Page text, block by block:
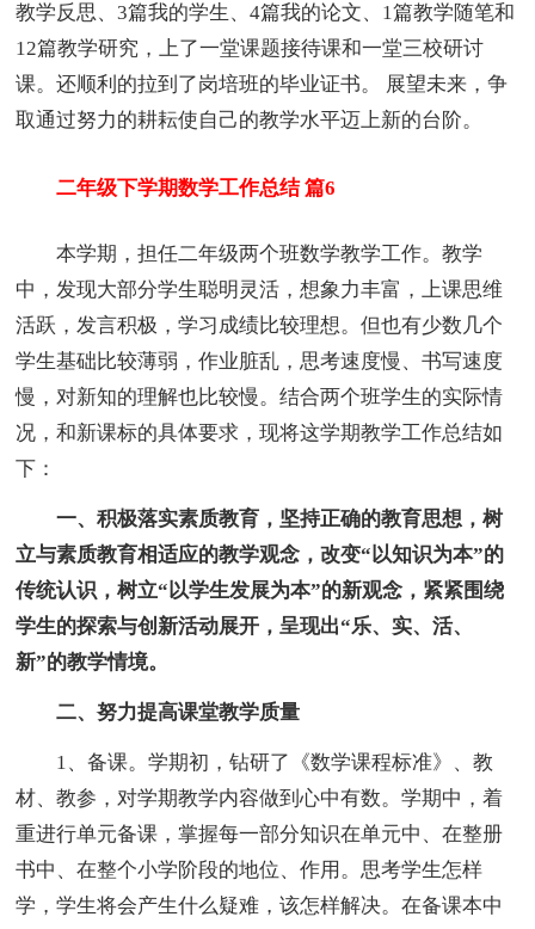
教学反思、3篇我的学生、4篇我的论文、1篇教学随笔和
12篇教学研究，上了一堂课题接待课和一堂三校研讨
课。还顺利的拉到了岗培班的毕业证书。 展望未来，争
取通过努力的耕耘使自己的教学水平迈上新的台阶。
二年级下学期数学工作总结 篇6
本学期，担任二年级两个班数学教学工作。教学
中，发现大部分学生聪明灵活，想象力丰富，上课思维
活跃，发言积极，学习成绩比较理想。但也有少数几个
学生基础比较薄弱，作业脏乱，思考速度慢、书写速度
慢，对新知的理解也比较慢。结合两个班学生的实际情
况，和新课标的具体要求，现将这学期教学工作总结如
下：
一、积极落实素质教育，坚持正确的教育思想，树
立与素质教育相适应的教学观念，改变“以知识为本”的
传统认识，树立“以学生发展为本”的新观念，紧紧围绕
学生的探索与创新活动展开，呈现出“乐、实、活、
新”的教学情境。
二、努力提高课堂教学质量
1、备课。学期初，钻研了《数学课程标准》、教
材、教参，对学期教学内容做到心中有数。学期中，着
重进行单元备课，掌握每一部分知识在单元中、在整册
书中、在整个小学阶段的地位、作用。思考学生怎样
学，学生将会产生什么疑难，该怎样解决。在备课本中